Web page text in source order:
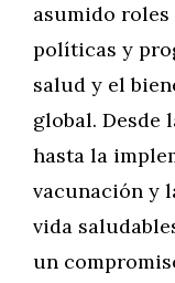
asumido
políticas y
salud y el
global. Desde
hasta la
vacunación y
vida
un